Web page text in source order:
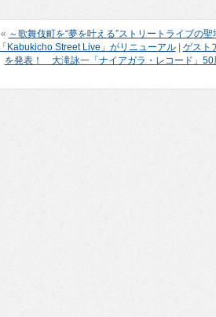
« ～歌舞伎町を“夢を叶える”ストリートライブの
「Kabukicho Street Live」がリニューアル| ゲスト
を発表！ 大滝詠一「ナイアガラ・レコード」